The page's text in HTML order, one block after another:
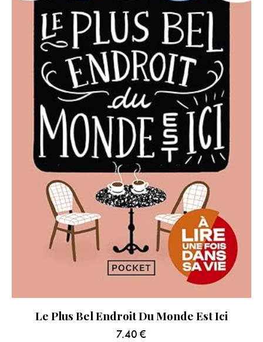
Le Plus Bel Endroit Du Monde Est Ici
7.40 €